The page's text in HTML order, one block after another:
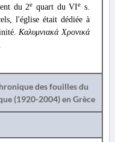
du 2e quart du VIe s.
l'église était dédiée à
Καλυμνιακά Χρονικά
des fouilles du
(1920-2004) en Grèce